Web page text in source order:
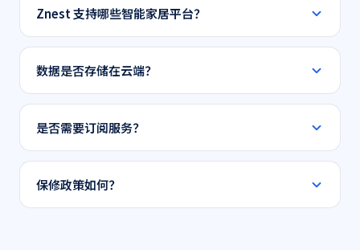
Znest 支持哪些智能家居平台？
Znest 支持 Matter 标准，并兼容 Apple HomeKit、
Google Home、Amazon Alexa，可与米家等主流平台互
数据是否存储在云端？
核心数据在设备本地处理，仅必要的远程控制指令通过加
密通道传输。你可随时在设置中关闭云端同步。
是否需要订阅服务？
基础功能永久免费。AI 场景推荐、能耗报告等高级功能需
订阅 Znest Plus，首年免费。
保修政策如何？